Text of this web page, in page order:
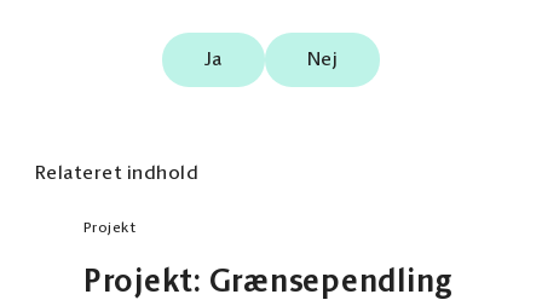
Ja Nej
Relateret indhold
Projekt
Projekt: Grænsependling